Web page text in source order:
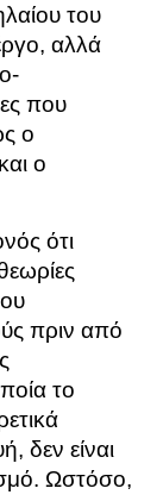
του
αλλά
που
ο
ο
ότι
πριν από
το
δεν είναι
Ωστόσο,